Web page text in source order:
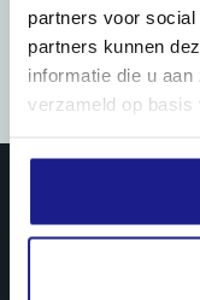
partners voor
partners kunnen
informatie die u
verzameld op basis
PRODUCTEN &
Landbouw